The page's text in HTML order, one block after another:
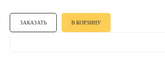
ЗАКАЗАТЬ В КОРЗИНУ